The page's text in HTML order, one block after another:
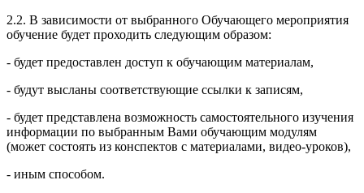
2.2. В зависимости от выбранного Обучающего мероприятия
обучение будет проходить следующим образом:
- будет предоставлен доступ к обучающим материалам,
- будут высланы соответствующие ссылки к записям,
- будет представлена возможность самостоятельного изучения
информации по выбранным Вами обучающим модулям
(может состоять из конспектов с материалами, видео-уроков),
- иным способом.